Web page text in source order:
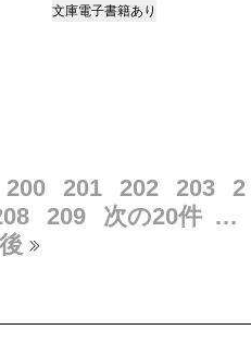
文庫電子書籍あり
200 201 202 203
2
209 次の20件 …